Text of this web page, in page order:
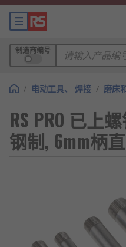
制造商编号
/ 电动工具、 焊接 / 磨床
RS PRO 已上
钢制, 6mm柄